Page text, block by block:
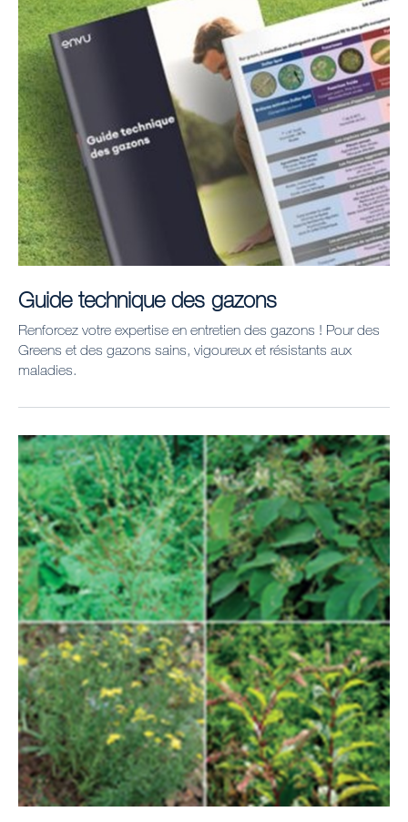
Guide technique des gazons
Renforcez votre expertise en entretien des gazons ! Pour des
Greens et des gazons sains, vigoureux et résistants aux
maladies.